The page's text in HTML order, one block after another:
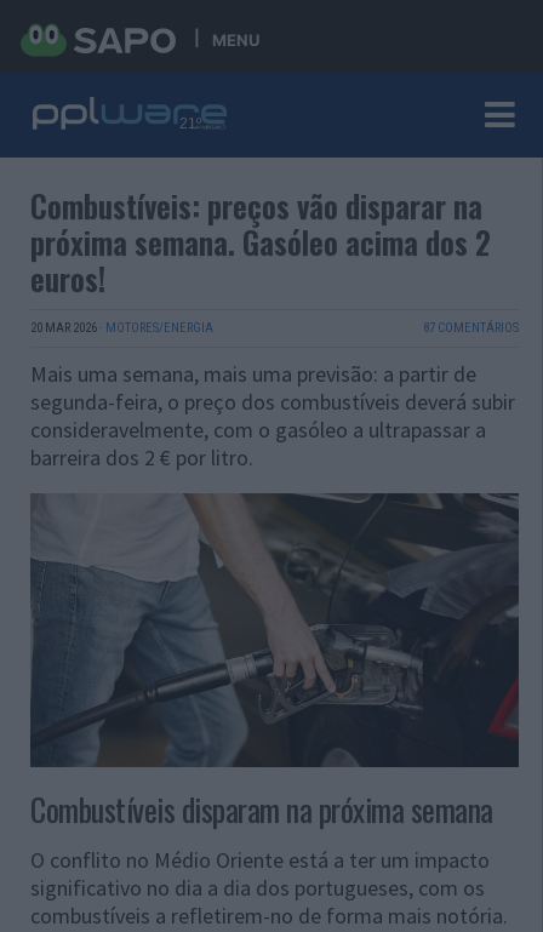
MENU
Combustíveis: preços vão disparar na
próxima semana. Gasóleo acima dos 2
euros!
20 MAR 2026 · MOTORES/ENERGIA 87 COMENTÁRIOS
Mais uma semana, mais uma previsão: a partir de
segunda-feira, o preço dos combustíveis deverá subir
consideravelmente, com o gasóleo a ultrapassar a
barreira dos 2 € por litro.
Combustíveis disparam na próxima semana
O conflito no Médio Oriente está a ter um impacto
significativo no dia a dia dos portugueses, com os
combustíveis a refletirem-no de forma mais notória.